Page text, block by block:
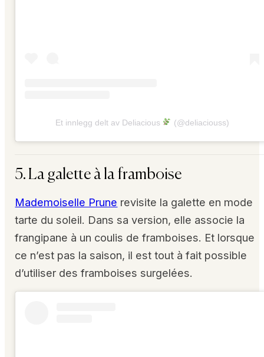
Et innlegg delt av Deliacious (@deliaciouss)
5. La galette à la framboise
Mademoiselle Prune revisite la galette en mode
tarte du soleil. Dans sa version, elle associe la
frangipane à un coulis de framboises. Et lorsque
ce n’est pas la saison, il est tout à fait possible
d’utiliser des framboises surgelées.